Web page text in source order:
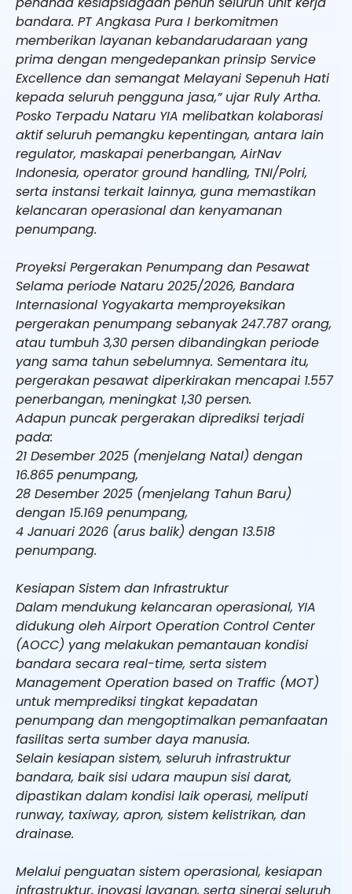
bandara. PT Angkasa Pura I berkomitmen
memberikan layanan kebandarudaraan yang
prima dengan mengedepankan prinsip Service
Excellence dan semangat Melayani Sepenuh Hati
kepada seluruh pengguna jasa,” ujar Ruly Artha.
Posko Terpadu Nataru YIA melibatkan kolaborasi
aktif seluruh pemangku kepentingan, antara lain
regulator, maskapai penerbangan, AirNav
Indonesia, operator ground handling, TNI/Polri,
serta instansi terkait lainnya, guna memastikan
kelancaran operasional dan kenyamanan
penumpang.
Proyeksi Pergerakan Penumpang dan Pesawat
Selama periode Nataru 2025/2026, Bandara
Internasional Yogyakarta memproyeksikan
pergerakan penumpang sebanyak 247.787 orang,
atau tumbuh 3,30 persen dibandingkan periode
yang sama tahun sebelumnya. Sementara itu,
pergerakan pesawat diperkirakan mencapai 1.557
penerbangan, meningkat 1,30 persen.
Adapun puncak pergerakan diprediksi terjadi
pada:
21 Desember 2025 (menjelang Natal) dengan
16.865 penumpang,
28 Desember 2025 (menjelang Tahun Baru)
dengan 15.169 penumpang,
4 Januari 2026 (arus balik) dengan 13.518
penumpang.
Kesiapan Sistem dan Infrastruktur
Dalam mendukung kelancaran operasional, YIA
didukung oleh Airport Operation Control Center
(AOCC) yang melakukan pemantauan kondisi
bandara secara real-time, serta sistem
Management Operation based on Traffic (MOT)
untuk memprediksi tingkat kepadatan
penumpang dan mengoptimalkan pemanfaatan
fasilitas serta sumber daya manusia.
Selain kesiapan sistem, seluruh infrastruktur
bandara, baik sisi udara maupun sisi darat,
dipastikan dalam kondisi laik operasi, meliputi
runway, taxiway, apron, sistem kelistrikan, dan
drainase.
Melalui penguatan sistem operasional, kesiapan